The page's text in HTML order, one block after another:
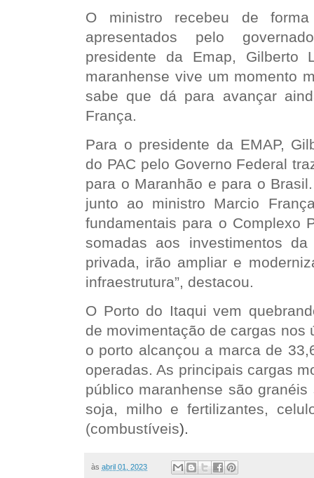
O ministro recebeu de
apresentados pelo
presidente da Emap, Gilberto
maranhense vive um momento
sabe que dá para avançar
França.
Para o presidente da EMAP,
do PAC pelo Governo Federal
para o Maranhão e para o
junto ao ministro Marcio
fundamentais para o Complexo
somadas aos investimentos
privada, irão ampliar e
infraestrutura”, destacou.
O Porto do Itaqui vem
de movimentação de cargas nos
o porto alcançou a marca de
operadas. As principais cargas
público maranhense são
soja, milho e fertilizantes,
(combustíveis).
às abril 01, 2023